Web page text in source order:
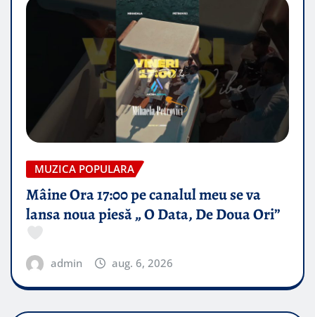
MUZICA POPULARA
Mâine Ora 17:00 pe canalul meu se va
lansa noua piesă „ O Data, De Doua Ori”
admin aug. 6, 2026